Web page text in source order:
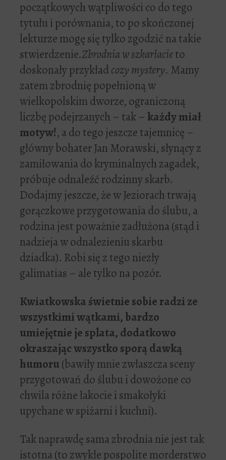
początkowych wątpliwości co do tego
tytułu i porównania, to po skończonej
lekturze mogę się tylko zgodzić na takie
stwierdzenie.Zbrodnia w szkarłacieto
doskonały przykładcozy mystery. Mamy
zatem zbrodnię popełnioną w
wielkopolskim dworze, ograniczoną
liczbę podejrzanych – tak – każdy miał
motyw!, a do tego jeszcze tajemnicę –
główny bohater Jan Morawski, słynący z
zamiłowania do kryminalnych zagadek,
próbuje odnaleźć rodzinny skarb.
Dodajmy jeszcze, że w Jeziorach trwają
gorączkowe przygotowania do ślubu, a
rodzina jest poważnie zadłużona (stąd i
nadzieja w odnalezieniu skarbu
dziadka). Robi się z tego niezły
galimatias – ale tylko na pozór.
Kwiatkowska świetnie sobie radzi ze
wszystkimi wątkami, bardzo
umiejętnie je splata, dodatkowo
okraszając wszystko sporą dawką
humoru(bawiły mnie zwłaszcza sceny
przygotowań do ślubu i dowożone co
chwila różne łakocie i smakołyki
upychane w spiżarni i kuchni).
Tak naprawdę sama zbrodnia nie jest tak
istotna (to zwykłe pospolite morderstwo